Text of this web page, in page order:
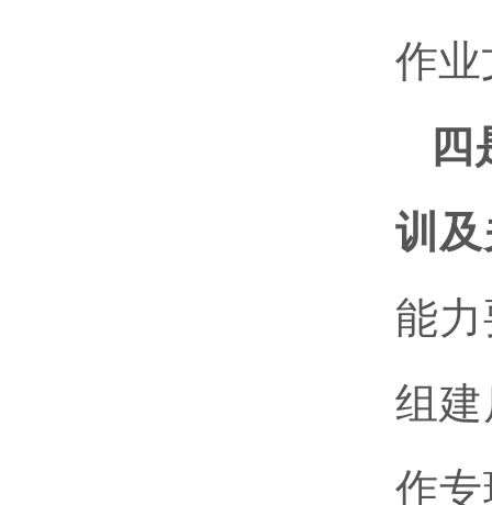
作业
训
能
组
作